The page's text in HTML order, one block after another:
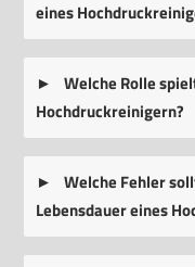
eines
Welche Rolle
Hochdruckreinigern?
Welche Fehler
Lebensdauer eines